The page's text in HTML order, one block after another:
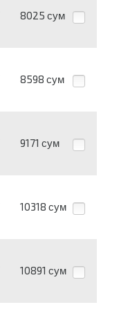
8025 сум
8598 сум
9171 сум
10318 сум
10891 сум